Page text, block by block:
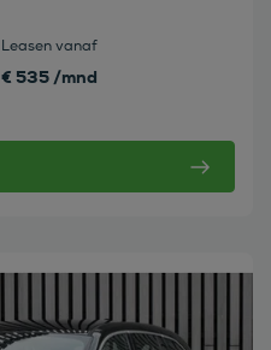
Leasen vanaf
€ 535 /mnd